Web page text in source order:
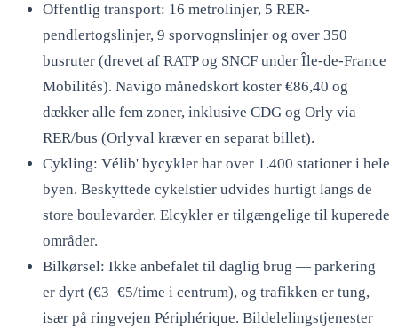
Offentlig transport: 16 metrolinjer, 5 RER-
pendlertogslinjer, 9 sporvognslinjer og over 350
busruter (drevet af RATP og SNCF under Île-de-France
Mobilités). Navigo månedskort koster €86,40 og
dækker alle fem zoner, inklusive CDG og Orly via
RER/bus (Orlyval kræver en separat billet).
Cykling: Vélib' bycykler har over 1.400 stationer i hele
byen. Beskyttede cykelstier udvides hurtigt langs de
store boulevarder. Elcykler er tilgængelige til kuperede
områder.
Bilkørsel: Ikke anbefalet til daglig brug — parkering
er dyrt (€3–€5/time i centrum), og trafikken er tung,
især på ringvejen Périphérique. Bildelelingstjenester